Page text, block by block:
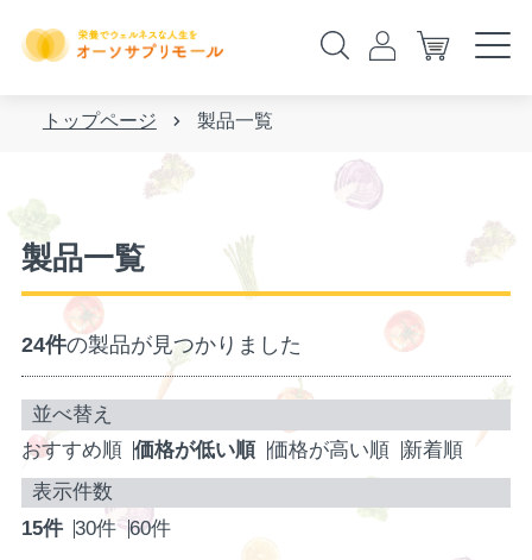
トップページ 製品一覧
製品一覧
24件の製品が見つかりました
おすすめ順 価格が低い順 価格が高い順 新着順
15件 30件 60件